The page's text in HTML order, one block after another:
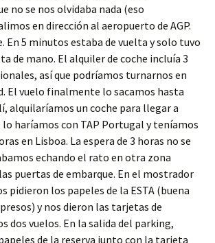
no se nos olvidaba nada (eso
en dirección al aeropuerto de AGP.
En 5 minutos estaba de vuelta y solo tuvo
de mano. El alquiler de coche incluía 3
así que podríamos turnarnos en
El vuelo finalmente lo sacamos hasta
alquilaríamos un coche para llegar a
lo haríamos con TAP Portugal y teníamos
en Lisboa. La espera de 3 horas no se
echando el rato en otra zona
puertas de embarque. En el mostrador
pidieron los papeles de la ESTA (buena
y nos dieron las tarjetas de
dos vuelos. En la salida del parking,
de la reserva junto con la tarjeta